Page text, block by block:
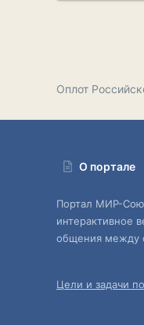
Оплот
О портале
Портал МИР-
интерактивное
общения между
Цели и задачи